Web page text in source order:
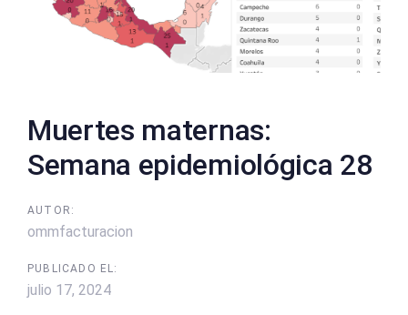
Muertes maternas:
Semana epidemiológica 28
AUTOR:
ommfacturacion
PUBLICADO EL:
julio 17, 2024